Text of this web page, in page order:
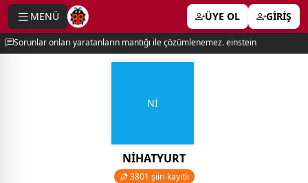
MENÜ ÜYE OL GİRİŞ
Sorunlar onları yaratanların mantığı ile çözümlenemez. einstein
Nİ
NİHATYURT
3801 şiiri kayıtlı
menu